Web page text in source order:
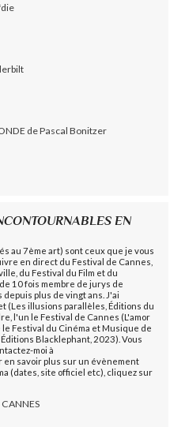
de Pascal Bonitzer
EN
au 7ème art) sont ceux que je vous
en direct du Festival de Cannes,
du Festival du Film et du
10 fois membre de jurys de
plus de vingt ans. J'ai
(Les illusions parallèles, Éditions du
l'un le Festival de Cannes (L'amor
Festival du Cinéma et Musique de
Blacklephant, 2023). Vous
moi à
en savoir plus sur un évènement
(dates, site officiel etc), cliquez sur